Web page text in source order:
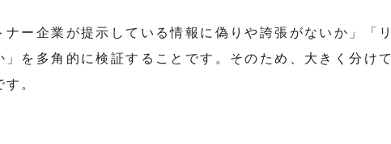
ー企業が提示している情報に偽りや誇張がないか」「リ
を多角的に検証することです。そのため、大きく分けて
。